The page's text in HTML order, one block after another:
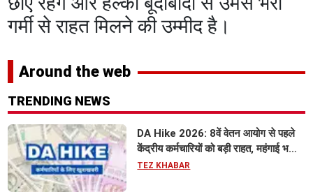
गर्मी से राहत मिलने की उम्मीद है।
Around the web
TRENDING NEWS
DA Hike 2026: 8वें वेतन आयोग से पहले
केंद्रीय कर्मचारियों को बड़ी राहत, महंगाई भत्ता
63% होने की संभावना
TEZ KHABAR